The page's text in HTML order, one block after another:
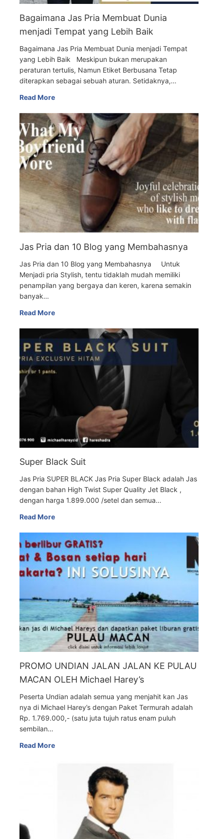
Bagaimana Jas Pria Membuat Dunia
menjadi Tempat yang Lebih Baik
Bagaimana Jas Pria Membuat Dunia menjadi Tempat
yang Lebih Baik Meskipun bukan merupakan
peraturan tertulis, Namun Etiket Berbusana Tetap
diterapkan sebagai sebuah aturan. Setidaknya,…
Read More
Jas Pria dan 10 Blog yang Membahasnya
Jas Pria dan 10 Blog yang Membahasnya Untuk
Menjadi pria Stylish, tentu tidaklah mudah memiliki
penampilan yang bergaya dan keren, karena semakin
banyak…
Read More
Super Black Suit
Jas Pria SUPER BLACK Jas Pria Super Black adalah Jas
dengan bahan High Twist Super Quality Jet Black ,
dengan harga 1.899.000 /setel dan semua…
Read More
PROMO UNDIAN JALAN JALAN KE PULAU
MACAN OLEH Michael Harey’s
Peserta Undian adalah semua yang menjahit kan Jas
nya di Michael Harey’s dengan Paket Termurah adalah
Rp. 1.769.000,- (satu juta tujuh ratus enam puluh
sembilan…
Read More